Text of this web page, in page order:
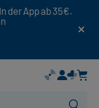
der App ab 35€.